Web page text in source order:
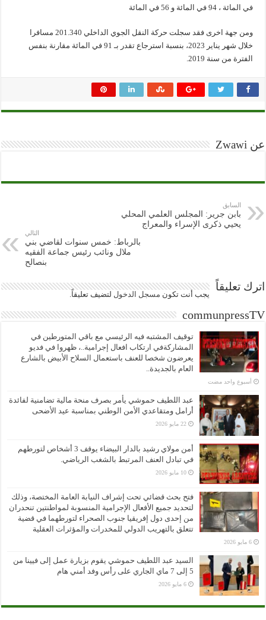
في المائة ، 94 في المائة و 56 في المائة
ومن جهة اخرى فقد سجلت حركة النقل الجوي الداخلي 201.340 مسافرا
خلال شهر يناير 2023، بنسبة استرجاع تقدر بـ 91 في المائة مقارنة بنفس
الفترة من سنة 2019.
عن Zwawi
السابق
بابن جرير: المجلس العلمي المحلي
يحيي ذكرى الإسراء والمعراج
التالي
بالرباط: خمس سنوات لقاضي بني
ملال ونائب رئيس جماعة الفقيه
بنصالح
اترك تعليقاً
يجب أنت تكون مسجل الدخول لتضيف تعليقاً.
communpressTV
توقيف المشتبه فيه الرئيسي مع باقي المتورطين في
المشاركةفي ارتكاب افعال إجرامية..، ظهروا في فديو
يعرضون شخصا للعنف باستعمال السلاح الأبيض بالشارع
العام بالجديدة..
‏أسبوع واحد مضت
عبد اللطيف حموشي يأمر بصرف منحة مالية تضامنية لفائدة
أرامل ومتقاعدي الأمن الوطني بمناسبة عيد الأضحى
22 مايو 2026
أمن مولاي رشيد بالدار البيضاء يوقف 3 أشخاص لتورطهم
في تبادل العنف المرتبط بالشغب الرياضي.
10 مايو 2026
فتح بحث قضائي تحت إشراف النيابة العامة المختصة، وذلك
لتحديد جميع الأفعال الإجرامية المنسوبة لمواطنتين تنحدران
من إحدى دول إفريقيا جنوب الصحراء لتورطهما في قضية
تتعلق بالتهريب الدولي للمخدرات والمؤثرات العقلية
6 مايو 2026
السيد عبد اللطيف حموشي يقوم بزيارة عمل إلى فيينا من
5 إلى 7 ماي الجاري على رأس وفد أمني هام
6 مايو 2026